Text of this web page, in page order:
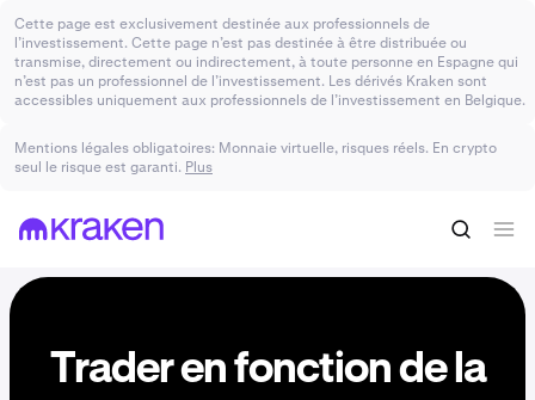
Cette page est exclusivement destinée aux professionnels de
l’investissement. Cette page n’est pas destinée à être distribuée ou
transmise, directement ou indirectement, à toute personne en Espagne qui
n’est pas un professionnel de l’investissement. Les dérivés Kraken sont
accessibles uniquement aux professionnels de l’investissement en Belgique.
Mentions légales obligatoires: Monnaie virtuelle, risques réels. En crypto
seul le risque est garanti. Plus
Trader en fonction de la